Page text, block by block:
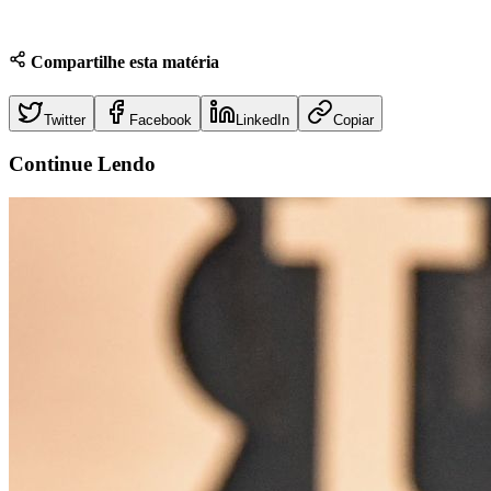
Compartilhe esta matéria
Twitter Facebook LinkedIn Copiar
Continue Lendo